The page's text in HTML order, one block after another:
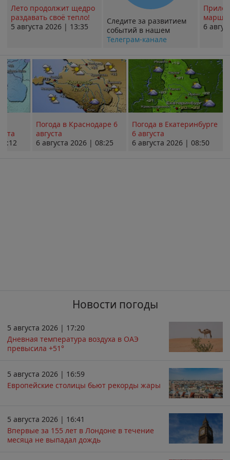
Лето продолжит щедро
раздавать своё тепло!
5 августа 2026 | 13:35
Следите за развитием
событий в нашем
Телеграм-канале
6
Погода в Краснодаре 6
августа
6 августа 2026 | 08:25
Погода в Екатеринбурге
6 августа
6 августа 2026 | 08:50
Новости погоды
5 августа 2026 | 17:20
Дневная температура воздуха в ОАЭ
превысила +51°
5 августа 2026 | 16:59
Европейские столицы бьют рекорды жары
5 августа 2026 | 16:41
Впервые за 155 лет в Лондоне в течение
месяца не выпадал дождь